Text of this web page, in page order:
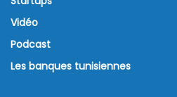
Vidéo
Podcast
Les banques tunisiennes